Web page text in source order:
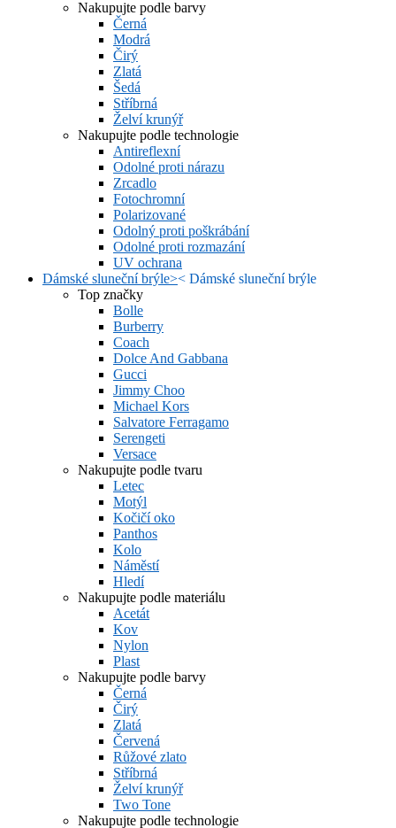
Nakupujte podle barvy
Černá
Modrá
Čirý
Zlatá
Šedá
Stříbrná
Želví krunýř
Nakupujte podle technologie
Antireflexní
Odolné proti nárazu
Zrcadlo
Fotochromní
Polarizované
Odolný proti poškrábání
Odolné proti rozmazání
UV ochrana
Dámské sluneční brýle>< Dámské sluneční brýle
Top značky
Bolle
Burberry
Coach
Dolce And Gabbana
Gucci
Jimmy Choo
Michael Kors
Salvatore Ferragamo
Serengeti
Versace
Nakupujte podle tvaru
Letec
Motýl
Kočičí oko
Panthos
Kolo
Náměstí
Hledí
Nakupujte podle materiálu
Acetát
Kov
Nylon
Plast
Nakupujte podle barvy
Černá
Čirý
Zlatá
Červená
Růžové zlato
Stříbrná
Želví krunýř
Two Tone
Nakupujte podle technologie